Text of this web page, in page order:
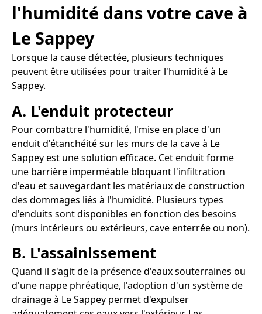
l'humidité dans votre cave à
Le Sappey
Lorsque la cause détectée, plusieurs techniques
peuvent être utilisées pour traiter l'humidité à Le
Sappey.
A. L'enduit protecteur
Pour combattre l'humidité, l'mise en place d'un
enduit d'étanchéité sur les murs de la cave à Le
Sappey est une solution efficace. Cet enduit forme
une barrière imperméable bloquant l'infiltration
d'eau et sauvegardant les matériaux de construction
des dommages liés à l'humidité. Plusieurs types
d'enduits sont disponibles en fonction des besoins
(murs intérieurs ou extérieurs, cave enterrée ou non).
B. L'assainissement
Quand il s'agit de la présence d'eaux souterraines ou
d'une nappe phréatique, l'adoption d'un système de
drainage à Le Sappey permet d'expulser